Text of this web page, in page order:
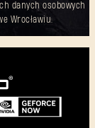
danych osobowych
Wrocławiu.